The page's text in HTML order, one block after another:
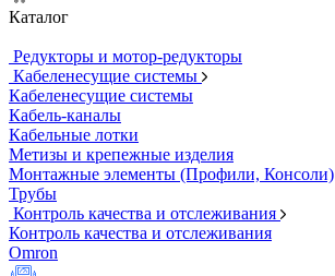
Каталог
Редукторы и мотор-редукторы
Кабеленесущие системы
Кабеленесущие системы
Кабель-каналы
Кабельные лотки
Метизы и крепежные изделия
Монтажные элементы (Профили, Консоли)
Трубы
Контроль качества и отслеживания
Контроль качества и отслеживания
Omron